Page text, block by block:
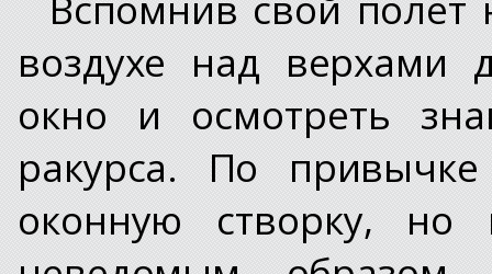
воздухе над верхами
окно и осмотреть
ракурса. По
оконную створку,